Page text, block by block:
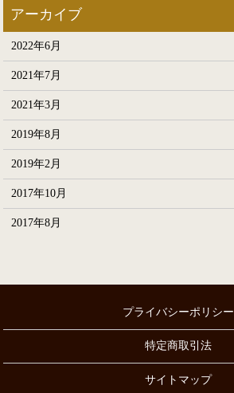
2022年6月
2021年7月
2021年3月
2019年8月
2019年2月
2017年10月
2017年8月
プライバシーポリシー
特定商取引法
サイトマップ